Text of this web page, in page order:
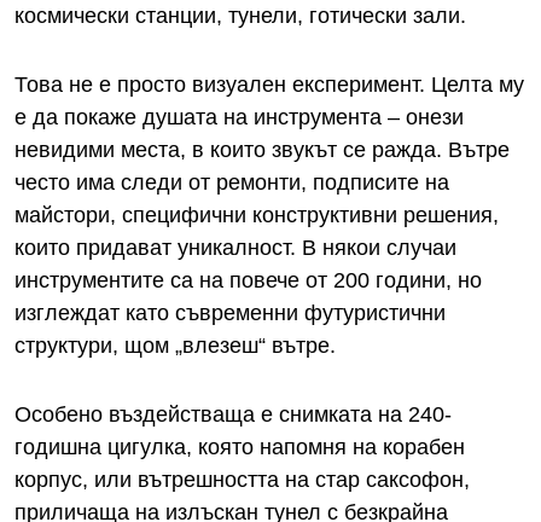
космически станции, тунели, готически зали.
Това не е просто визуален експеримент. Целта му
е да покаже душата на инструмента – онези
невидими места, в които звукът се ражда. Вътре
често има следи от ремонти, подписите на
майстори, специфични конструктивни решения,
които придават уникалност. В някои случаи
инструментите са на повече от 200 години, но
изглеждат като съвременни футуристични
структури, щом „влезеш“ вътре.
Особено въздействаща е снимката на 240-
годишна цигулка, която напомня на корабен
корпус, или вътрешността на стар саксофон,
приличаща на излъскан тунел с безкрайна